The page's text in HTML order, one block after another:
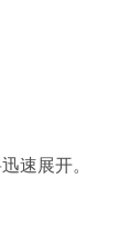
速展开。